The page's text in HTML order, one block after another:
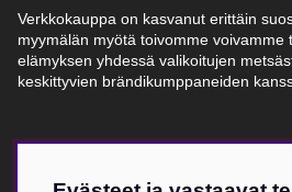
Verkkokauppa on kasvanut erittäin
myymälän myötä toivomme voivamme
elämyksen yhdessä valikoitujen
keskittyvien brändikumppaneiden